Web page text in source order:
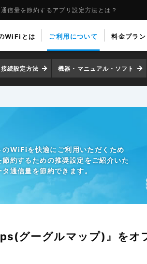
信量を節約するアプリ設定方法とは？
WiFiとは ご利用について 料金プラン
接続設定方法 機器・マニュアル・ソフト
WiFiを快適にご利用いただくため
約するための推奨設定をご紹介いた
通信量を節約できます。
グーグルマップ)』をオ